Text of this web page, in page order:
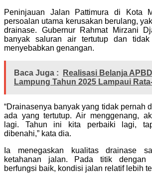
Peninjauan Jalan Pattimura di Kota
persoalan utama kerusakan berulang,
drainase. Gubernur Rahmat Mirzani
banyak saluran air tertutup dan tidak
menyebabkan genangan.
Baca Juga :
Realisasi Belanja
Lampung Tahun 2025 Lampaui
“Drainasenya banyak yang tidak pernah
ada yang tertutup. Air menggenang,
lagi. Tahun ini kita perbaiki lagi,
dibenahi,” kata dia.
Ia menegaskan kualitas drainase
ketahanan jalan. Pada titik
berfungsi baik, kondisi jalan relatif lebih